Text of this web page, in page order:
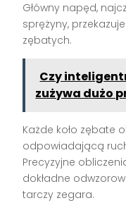
Główny napęd,
sprężyny,
zębatych.
Czy
zużywa dużo
Każde koło zębate
odpowiadającą
Precyzyjne
dokładne
tarczy zegara.